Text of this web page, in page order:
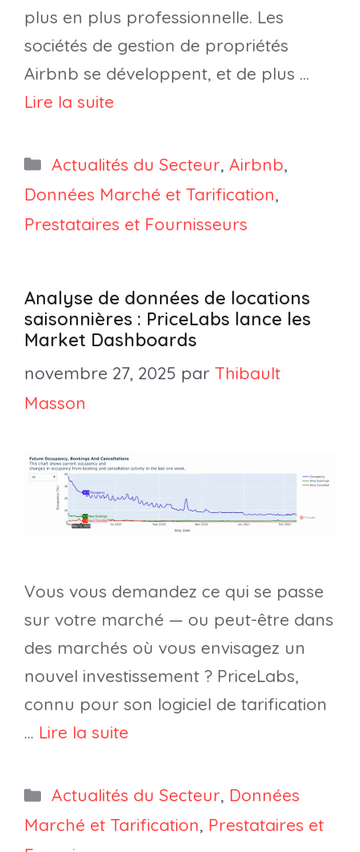
plus en plus professionnelle. Les
sociétés de gestion de propriétés
Airbnb se développent, et de plus …
Lire la suite
Catégories
Actualités du Secteur, Airbnb,
Données Marché et Tarification,
Prestataires et Fournisseurs
Analyse de données de locations
saisonnières : PriceLabs lance les
Market Dashboards
novembre 27, 2025 par Thibault
Masson
Vous vous demandez ce qui se passe
sur votre marché — ou peut-être dans
des marchés où vous envisagez un
nouvel investissement ? PriceLabs,
connu pour son logiciel de tarification
… Lire la suite
Catégories
Actualités du Secteur, Données
Marché et Tarification, Prestataires et